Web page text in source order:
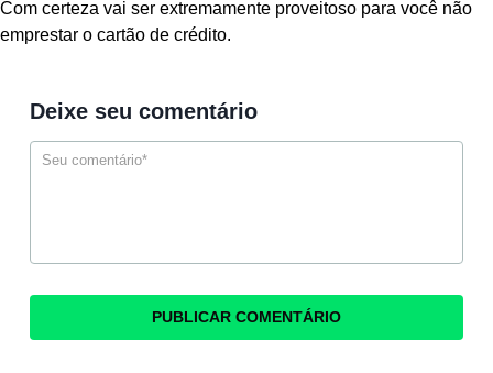
Com certeza vai ser extremamente proveitoso para você não
emprestar o cartão de crédito.
Deixe seu comentário